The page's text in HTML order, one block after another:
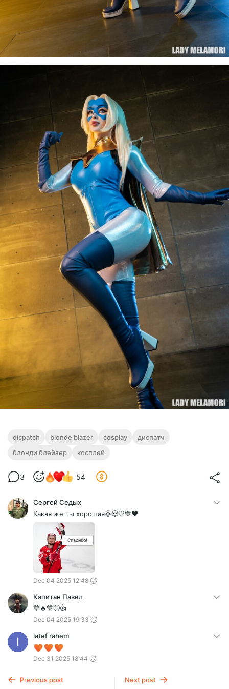
dispatch blonde blazer cosplay
диспатч
блонди блейзер
косплей
3 54
Сергей Седых
Какая же ты хорошая🌞😍🤍💙❤️
Dec 04 2025 12:48
Капитан Павел
💙🔥💙🙂👍
Dec 04 2025 19:33
latef rahem
Dec 31 2025 18:44
Previous post
Next post